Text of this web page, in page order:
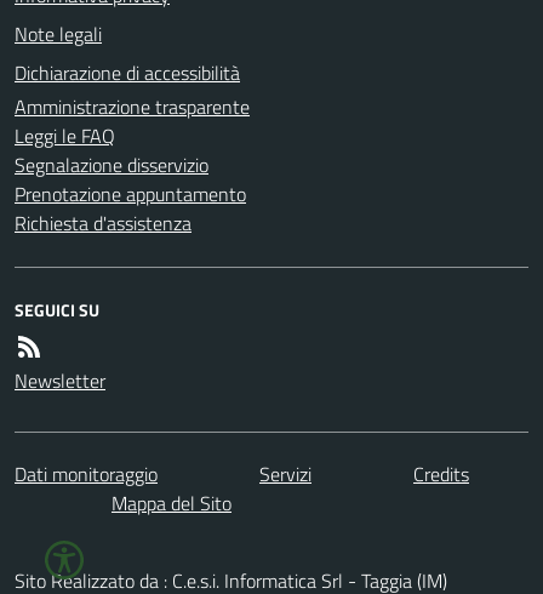
Note legali
Dichiarazione di accessibilità
Amministrazione trasparente
Leggi le FAQ
Segnalazione disservizio
Prenotazione appuntamento
Richiesta d'assistenza
SEGUICI SU
Newsletter
Dati monitoraggio Servizi
Credits
Mappa del Sito
Sito Realizzato da : C.e.s.i. Informatica Srl - Taggia (IM)